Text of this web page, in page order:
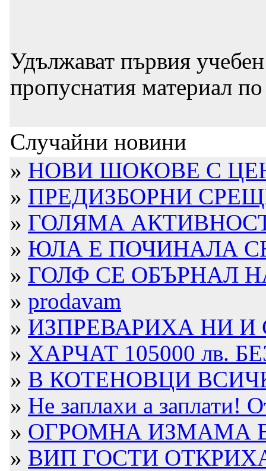
Удължават първия
пропуснатия материал
Случайни новини
» НОВИ ШОКОВЕ С
» ПРЕДИЗБОРНИ
» ГОЛЯМА
» ЮЛА Е ПОЧИНАЛА
» ГОЛФ СЕ ОБЪРНАЛ
» prodavam
» ИЗПРЕВАРИХА НИ И
» ХАРЧАТ 105000 лв.
» В КОТЕНОВЦИ
» Не заплахи а заплати!
» ОГРОМНА ИЗМАМА В
» ВИП ГОСТИ